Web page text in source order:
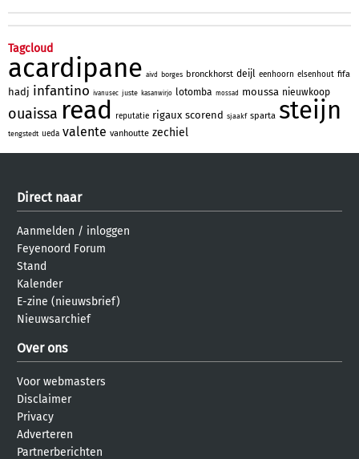
Tagcloud
acardipane aivd borges bronckhorst deijl eenhoorn elsenhout fifa
hadj infantino ivanusec juste kasanwirjo lotomba mossad moussa nieuwkoop
ouaissa read reputatie rigaux scorend sjaakf sparta steijn
tengstedt ueda valente vanhoutte zechiel
Direct naar
Aanmelden / inloggen
Feyenoord Forum
Stand
Kalender
E-zine (nieuwsbrief)
Nieuwsarchief
Over ons
Voor webmasters
Disclaimer
Privacy
Adverteren
Partnerberichten